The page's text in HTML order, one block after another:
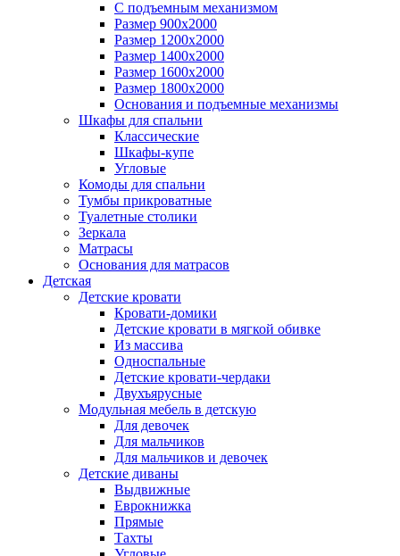
С подъемным механизмом
Размер 900х2000
Размер 1200х2000
Размер 1400х2000
Размер 1600х2000
Размер 1800х2000
Основания и подъемные механизмы
Шкафы для спальни
Классические
Шкафы-купе
Угловые
Комоды для спальни
Тумбы прикроватные
Туалетные столики
Зеркала
Матрасы
Основания для матрасов
Детская
Детские кровати
Кровати-домики
Детские кровати в мягкой обивке
Из массива
Односпальные
Детские кровати-чердаки
Двухъярусные
Модульная мебель в детскую
Для девочек
Для мальчиков
Для мальчиков и девочек
Детские диваны
Выдвижные
Еврокнижка
Прямые
Тахты